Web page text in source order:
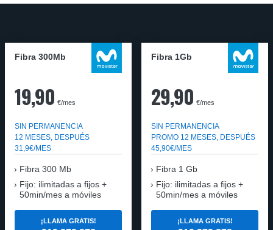
Fibra 300Mb
19,90 €/mes
SIN PERMANENCIA
12 MESES, DESPUÉS
31,9€/MES
Fibra 300 Mb
Fijo: ilimitadas a fijos +
50min/mes a móviles
¡LLAMA GRATIS!
Fibra 1Gb
29,90 €/mes
SIN PERMANENCIA
PROMO 12 MESES, DESPUÉS
45,90€/MES
Fibra 1 Gb
Fijo: ilimitadas a fijos +
50min/mes a móviles
¡LLAMA GRATIS!